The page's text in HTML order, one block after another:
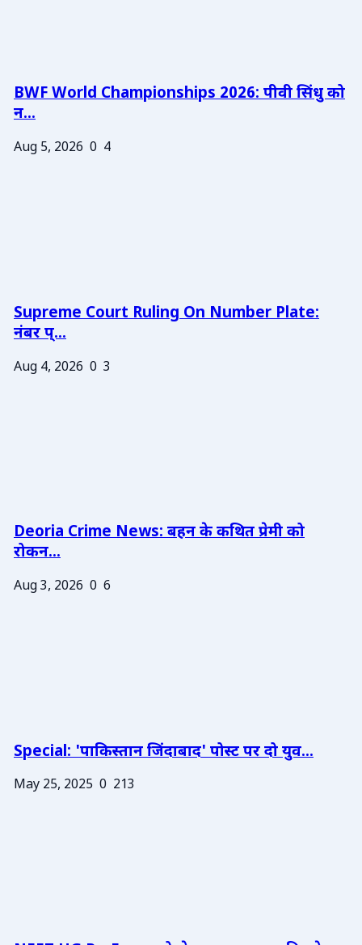
BWF World Championships 2026: पीवी सिंधु को
न...
Aug 5, 2026 0 4
Supreme Court Ruling On Number Plate:
नंबर प्...
Aug 4, 2026 0 3
Deoria Crime News: बहन के कथित प्रेमी को
रोकन...
Aug 3, 2026 0 6
Special: 'पाकिस्तान जिंदाबाद' पोस्ट पर दो युव...
May 25, 2025 0 213